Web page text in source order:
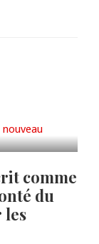
comme
du
les